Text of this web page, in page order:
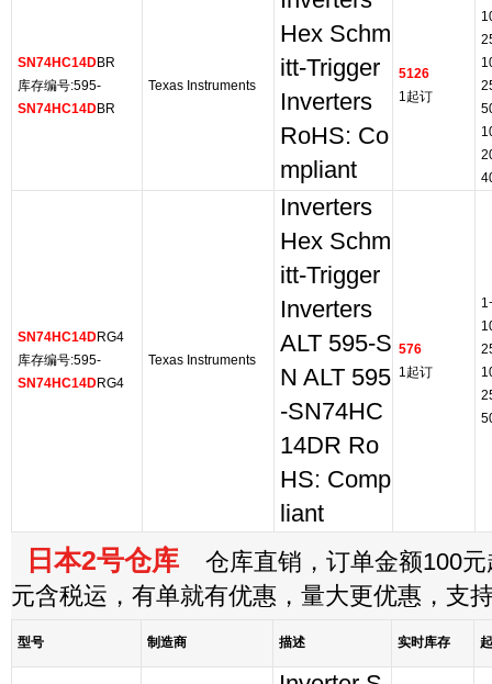
SN74HC14DBR
库存编号:595-
SN74HC14DBR
Texas Instruments
Hex Schm
itt-Trigger
Inverters
RoHS: Co
mpliant
5126
1起订
SN74HC14DRG4
库存编号:595-
SN74HC14DRG4
Texas Instruments
Inverters
Hex Schm
itt-Trigger
Inverters
ALT 595-S
N ALT 595
-SN74HC
14DR Ro
HS: Comp
liant
576
1起订
日本2号仓库 仓库直销，订单金额100元
元含税运，有单就有优惠，量大更优惠，支
型号 制造商 描述 实时库存